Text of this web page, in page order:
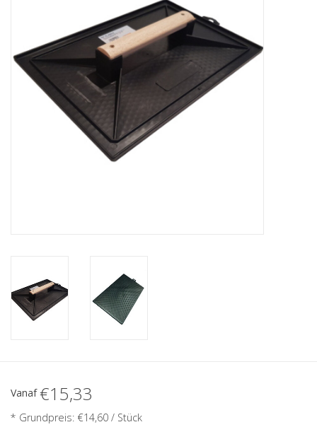
Vanaf€15,33
* Grundpreis: €14,60 / Stück